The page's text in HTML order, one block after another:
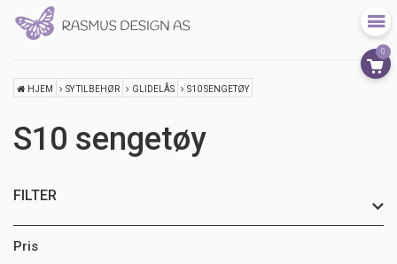
0
HJEM SY TILBEHØR GLIDELÅS S10 SENGETØY
S10 sengetøy
FILTER
Pris